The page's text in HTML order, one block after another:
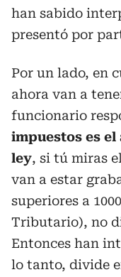
han sabido
presentó por
Por un lado, en
ahora van a
funcionario
impuestos es
ley, si tú miras
van a estar
superiores a
Tributario), no
Entonces han
lo tanto, divide